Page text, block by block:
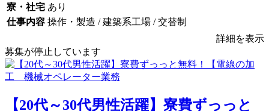
寮・社宅 あり
仕事内容 操作・製造 / 建築系工場 / 交替制
詳細を表示
募集が停止しています
【20代～30代男性活躍】寮費ずっっと